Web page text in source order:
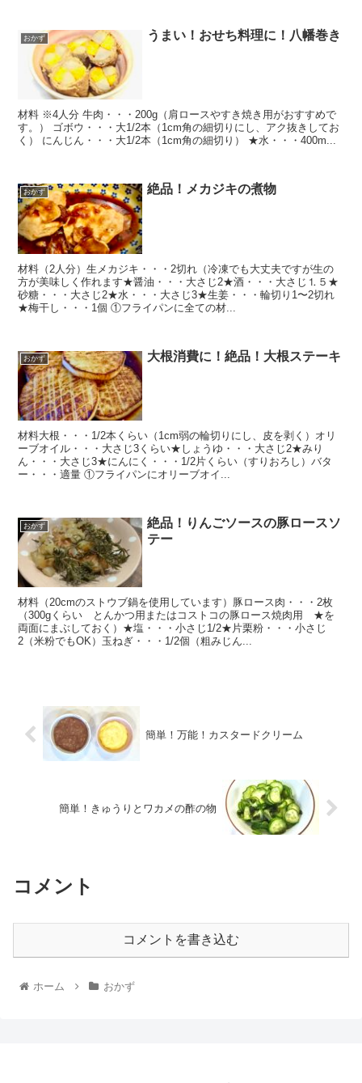
おかず うまい！おせち料理に！八幡巻き
材料 ※4人分 牛肉・・・200g（肩ロースやすき焼き用がおすすめで
す。） ゴボウ・・・大1/2本（1cm角の細切りにし、アク抜きしてお
く） にんじん・・・大1/2本（1cm角の細切り） ★水・・・400m...
おかず 絶品！メカジキの煮物
材料（2人分）生メカジキ・・・2切れ（冷凍でも大丈夫ですが生の
方が美味しく作れます★醤油・・・大さじ2★酒・・・大さじ⒈５★
砂糖・・・大さじ2★水・・・大さじ3★生姜・・・輪切り1〜2切れ
★梅干し・・・1個 ①フライパンに全ての材...
おかず 大根消費に！絶品！大根ステーキ
材料大根・・・1/2本くらい（1cm弱の輪切りにし、皮を剥く）オリ
ーブオイル・・・大さじ3くらい★しょうゆ・・・大さじ2★みり
ん・・・大さじ3★にんにく・・・1/2片くらい（すりおろし）バタ
ー・・・適量 ①フライパンにオリーブオイ...
おかず
絶品！りんごソースの豚ロースソ
テー
材料（20cmのストウブ鍋を使用しています）豚ロース肉・・・2枚
（300gくらい とんかつ用またはコストコの豚ロース焼肉用 ★を
両面にまぶしておく）★塩・・・小さじ1/2★片栗粉・・・小さじ
2（米粉でもOK）玉ねぎ・・・1/2個（粗みじん...
簡単！万能！カスタードクリーム
簡単！きゅうりとワカメの酢の物
コメント
コメントを書き込む
ホーム おかず